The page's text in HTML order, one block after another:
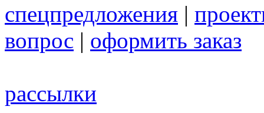
спецпредложения |
вопрос | оформить заказ
рассылки